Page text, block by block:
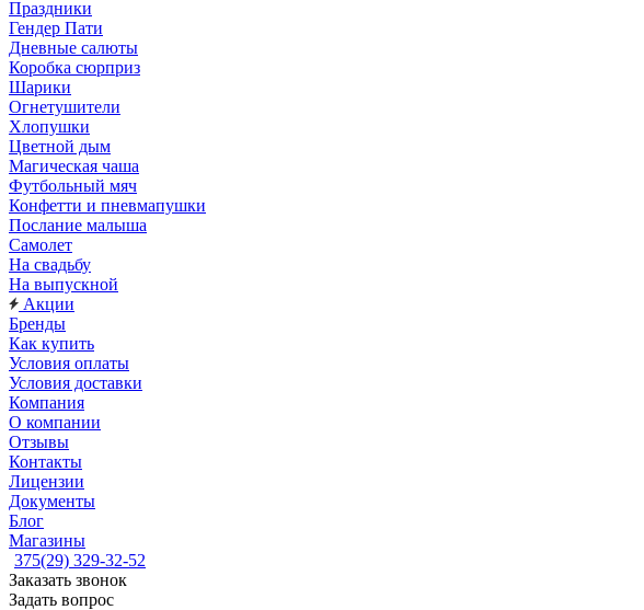
Праздники
Гендер Пати
Дневные салюты
Коробка сюрприз
Шарики
Огнетушители
Хлопушки
Цветной дым
Магическая чаша
Футбольный мяч
Конфетти и пневмапушки
Послание малыша
Самолет
На свадьбу
На выпускной
Акции
Бренды
Как купить
Условия оплаты
Условия доставки
Компания
О компании
Отзывы
Контакты
Лицензии
Документы
Блог
Магазины
375(29) 329-32-52
Заказать звонок
Задать вопрос